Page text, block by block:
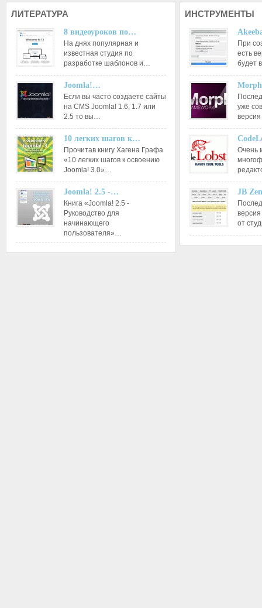
ЛИТЕРАТУРА
8 видеоуроков по…
На днях популярная и
известная студия по
разработке шаблонов и…
Joomla!…
Если вы часто создаете сайты
на CMS Joomla! 1.6, 1.7 или
2.5 то вы…
10 легких шагов к…
Прочитав книгу Хагена Графа
«10 легких шагов к освоению
Joomla! 3.0»…
Joomla! 2.5 -…
Книга «Joomla! 2.5 -
Руководство для
начинающего
пользователя»…
ИНСТРУМЕНТЫ
При
есть
будет
уже
Очень
JB
от